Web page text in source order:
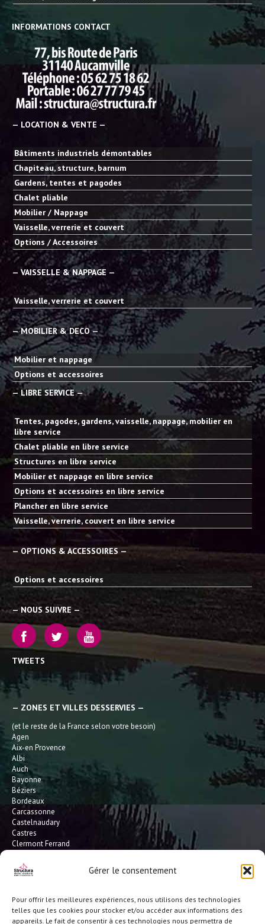
Gérer le consentement
Pour offrir les meilleures expériences, nous utilisons des technologies
telles que les cookies pour stocker et/ou accéder aux informations des
appareils. Le fait de consentir à ces technologies nous permettra de
INFORMATIONS CONTACT
— LOCATION & VENTE —
Bâtiments industriels démontables
Chapiteau, structure, barnum
Gardens, tentes et pagodes
Chalet pliable
Mobilier / Nappage
Vaisselle, verrerie et couvert
Options / Accessoires
— VAISSELLE & NAPPAGE —
Vaisselle, verrerie et couvert
— MOBILIER & DECO —
Mobilier et nappage
Options et accessoires
— LIBRE SERVICE —
Tentes, pagodes, gardens, vaisselle, nappage, mobilier en
libre service
Chalet pliable en libre service
Structures en libre service
Mobilier et nappage en libre service
Options et accessoires en libre service
Plancher en libre service
Vaisselle, verrerie, couvert en libre service
— OPTIONS & ACCESSOIRES —
Options et accessoires
— NOUS SUIVRE —
TWEETS
— ZONES ET VILLES DESSERVIES —
(et le reste de la France selon votre besoin)
Agen
Aix-en Provence
Albi
Auch
Bayonne
Béziers
Bordeaux
Carcassonne
Castelnaudary
Castres
Clermont Ferrand
Gaillac
Hossegor
Limoges
L'Isle Jourdain
Montauban